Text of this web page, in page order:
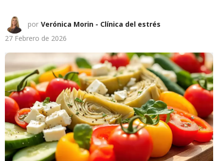
por Verónica Morin - Clínica del estrés
27 Febrero de 2026